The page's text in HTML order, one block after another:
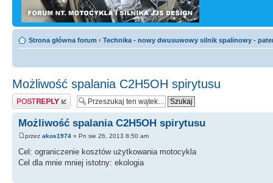
Strona główna forum ‹ Technika - nowy dwusuwowy silnik spalinowy -
Możliwość spalania C2H5OH spirytusu
Odpowiedz
Możliwość spalania C2H5OH spirytusu
przez akos1974 » Pn sie 26, 2013 8:50 am
Cel: ograniczenie kosztów użytkowania motocykla
Cel dla mnie mniej istotny: ekologia